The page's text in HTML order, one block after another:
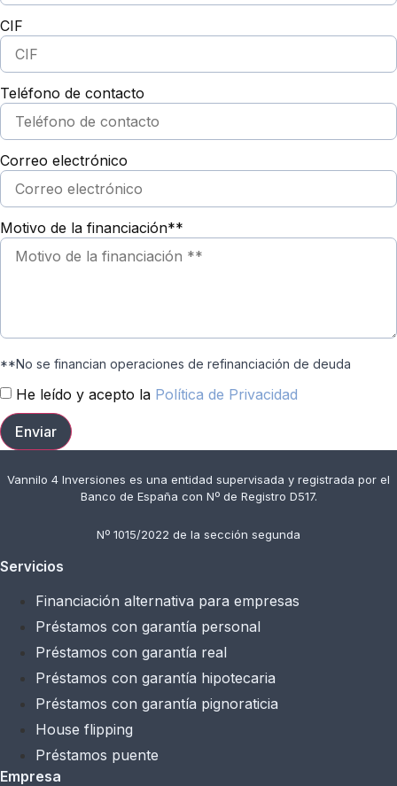
CIF
Teléfono de contacto
Correo electrónico
Motivo de la financiación**
**No se financian operaciones de refinanciación de deuda
He leído y acepto la Política de Privacidad
Enviar
Vannilo 4 Inversiones es una entidad supervisada y registrada por el
Banco de España con Nº de Registro D517.
Nº 1015/2022 de la sección segunda
Servicios
Financiación alternativa para empresas
Préstamos con garantía personal
Préstamos con garantía real
Préstamos con garantía hipotecaria
Préstamos con garantía pignoraticia
House flipping
Préstamos puente
Empresa